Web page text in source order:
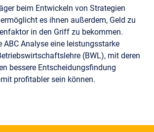
beim Entwickeln von Strategien
es ihnen außerdem, Geld zu
in den Griff zu bekommen.
ABC Analyse eine leistungsstarke
(BWL), mit deren
bessere Entscheidungsfindung
profitabler sein können.